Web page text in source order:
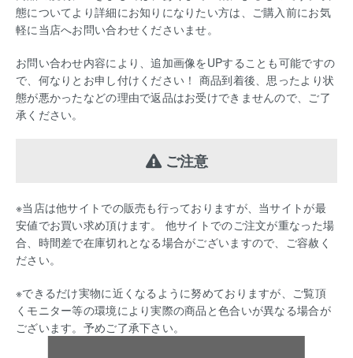
態についてより詳細にお知りになりたい方は、ご購入前にお気
軽に当店へお問い合わせくださいませ。
お問い合わせ内容により、追加画像をUPすることも可能ですの
で、何なりとお申し付けください！ 商品到着後、思ったより状
態が悪かったなどの理由で返品はお受けできませんので、ご了
承ください。
ご注意
※当店は他サイトでの販売も行っておりますが、当サイトが最
安値でお買い求め頂けます。 他サイトでのご注文が重なった場
合、時間差で在庫切れとなる場合がございますので、ご容赦く
ださい。
※できるだけ実物に近くなるように努めておりますが、ご覧頂
くモニター等の環境により実際の商品と色合いが異なる場合が
ございます。予めご了承下さい。